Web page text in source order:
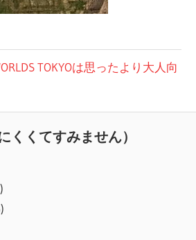
TOKYOは思ったより大人向
くくてすみません）